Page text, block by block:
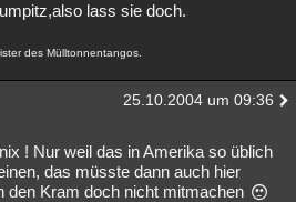
lass sie doch.
des Mülltonnentangos.
25.10.2004 um 09:36
! Nur weil das in Amerika so üblich
das müsste dann auch hier
den Kram doch nicht mitmachen